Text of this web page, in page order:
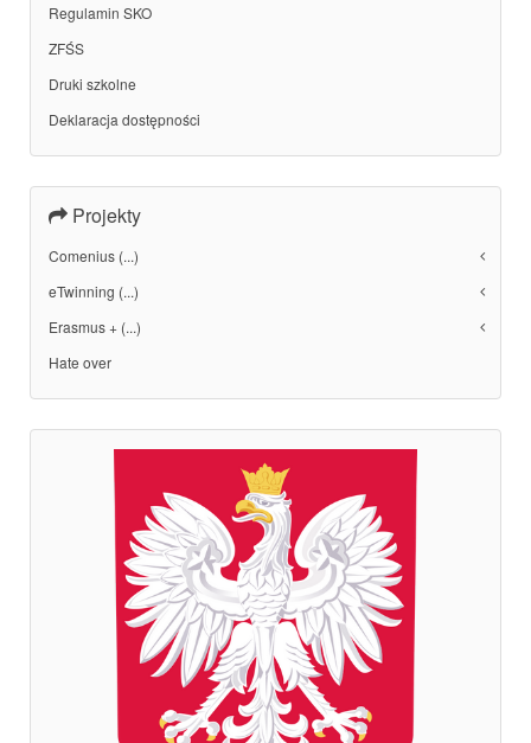
Regulamin SKO
ZFŚS
Druki szkolne
Deklaracja dostępności
Projekty
Comenius (...)
eTwinning (...)
Erasmus + (...)
Hate over